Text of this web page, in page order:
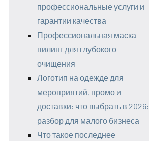
профессиональные услуги и
гарантии качества
Профессиональная маска-
пилинг для глубокого
очищения
Логотип на одежде для
мероприятий, промо и
доставки: что выбрать в 2026:
разбор для малого бизнеса
Что такое последнее